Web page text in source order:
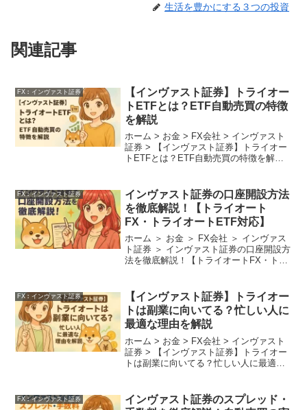
生活を豊かにする３つの投資
関連記事
FX︰インヴァスト証券
【インヴァスト証券】トライオー
トETFとは？ETF自動売買の特徴
を解説
ホーム > お金 > FX会社 > インヴァスト
証券 > 【インヴァスト証券】トライオー
トETFとは？ETF自動売買の特徴を解説
追えないけど、効率的に投資をしたい...
FX︰インヴァスト証券
インヴァスト証券の口座開設方法
を徹底解説！【トライオート
FX・トライオートETF対応】
ホーム ＞ お金 ＞ FX会社 ＞ インヴァス
ト証券 ＞ インヴァスト証券の口座開設方
法を徹底解説！【トライオートFX・トラ
FX」「トライオートETF」で人気を集め
るネ...
FX︰インヴァスト証券
【インヴァスト証券】トライオー
トは副業に向いてる？忙しい人に
最適な理由を解説
ホーム > お金 > FX会社 > インヴァスト
証券 > 【インヴァスト証券】トライオー
トは副業に向いてる？忙しい人に最適な
方法」を探す人が増えています。 そのな
かで...
FX︰インヴァスト証券
インヴァスト証券のスプレッド・